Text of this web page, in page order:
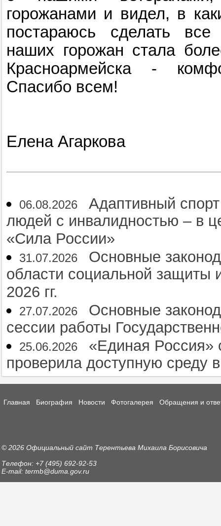
горожанами и видел, в
постараюсь сделать
наших горожан стала
Красноармейска -
Спасибо всем!
Елена Агаркова
06.08.2026 Адаптивный
людей с инвалидностью – в
«Сила России»
31.07.2026 Основные
области социальной защиты
2026 гг.
27.07.2026 Основные
сессии работы
25.06.2026 «Единая Россия»
проверила доступную среду
Главная Биография Новости Фотогалерея Обращения и
© 2026 Официальный сайт Терентьева Михаила Борисовича
Телефон: +7 (495) 692-92-53
E-mail: termb@duma.gov.ru